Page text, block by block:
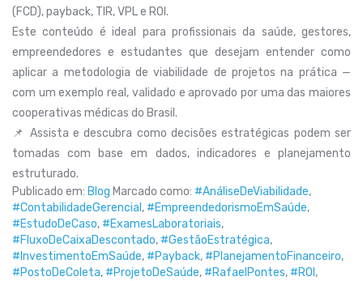
(FCD), payback, TIR, VPL e ROI.
Este conteúdo é ideal para profissionais da saúde, gestores,
empreendedores e estudantes que desejam entender como
aplicar a metodologia de viabilidade de projetos na prática —
com um exemplo real, validado e aprovado por uma das maiores
cooperativas médicas do Brasil.
📌 Assista e descubra como decisões estratégicas podem ser
tomadas com base em dados, indicadores e planejamento
estruturado.
Publicado em: Blog Marcado como: #AnáliseDeViabilidade,
#ContabilidadeGerencial, #EmpreendedorismoEmSaúde,
#EstudoDeCaso, #ExamesLaboratoriais,
#FluxoDeCaixaDescontado, #GestãoEstratégica,
#InvestimentoEmSaúde, #Payback, #PlanejamentoFinanceiro,
#PostoDeColeta, #ProjetoDeSaúde, #RafaelPontes, #ROI,